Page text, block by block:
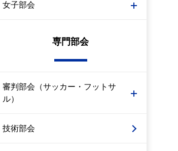
女子部会
専門部会
審判部会（サッカー・フットサ
ル）
技術部会